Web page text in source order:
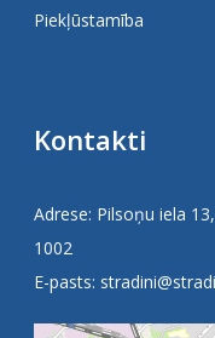
Piekļūstamība
Kontakti
Adrese: Pilsoņu iela
1002
E-pasts: